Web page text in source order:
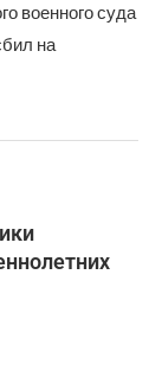
военного суда
на